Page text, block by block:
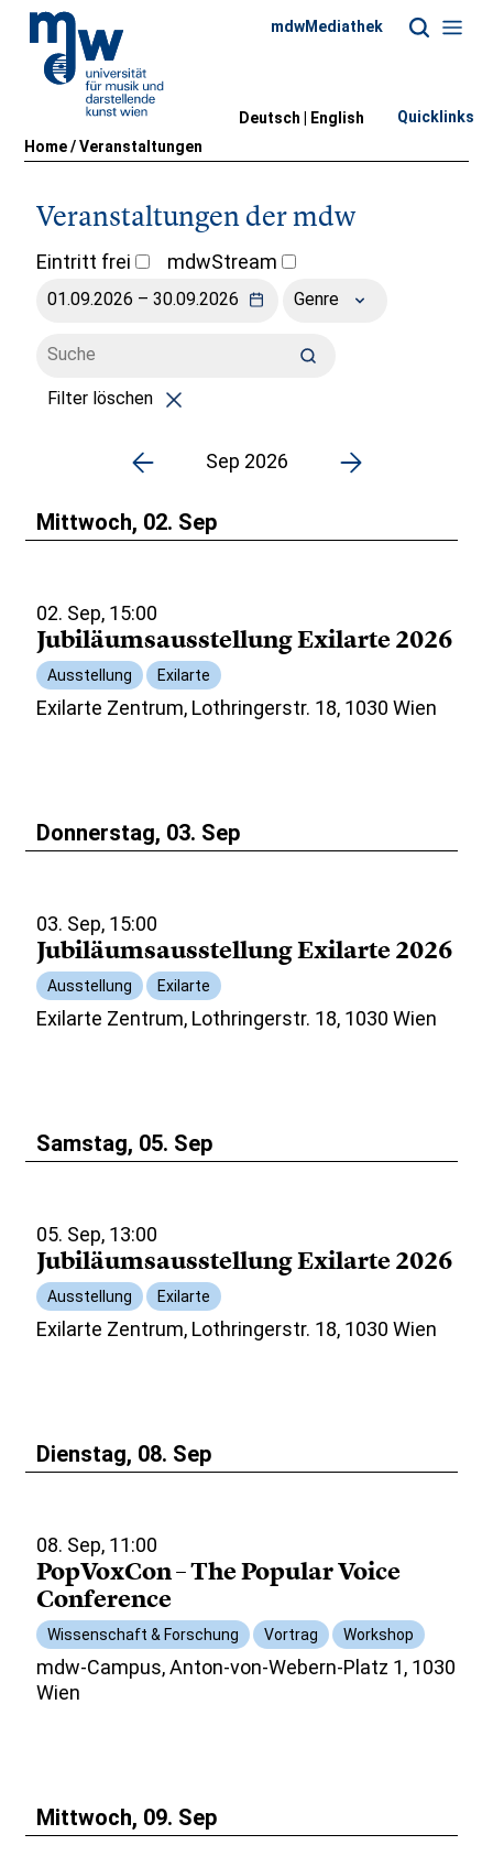
Home/Veranstaltungen
mdwMediathek
Deutsch | English Quicklinks
Veranstaltungen der mdw
Eintritt frei mdwStream
Genre
Filter löschen
Sep 2026
Mittwoch, 02. Sep
02. Sep, 15:00
Jubiläumsausstellung Exilarte 2026
Ausstellung Exilarte
Exilarte Zentrum, Lothringerstr. 18, 1030 Wien
Donnerstag, 03. Sep
03. Sep, 15:00
Jubiläumsausstellung Exilarte 2026
Ausstellung Exilarte
Exilarte Zentrum, Lothringerstr. 18, 1030 Wien
Samstag, 05. Sep
05. Sep, 13:00
Jubiläumsausstellung Exilarte 2026
Ausstellung Exilarte
Exilarte Zentrum, Lothringerstr. 18, 1030 Wien
Dienstag, 08. Sep
08. Sep, 11:00
PopVoxCon – The Popular Voice
Conference
Wissenschaft & Forschung Vortrag Workshop
mdw-Campus, Anton-von-Webern-Platz 1, 1030
Wien
Mittwoch, 09. Sep